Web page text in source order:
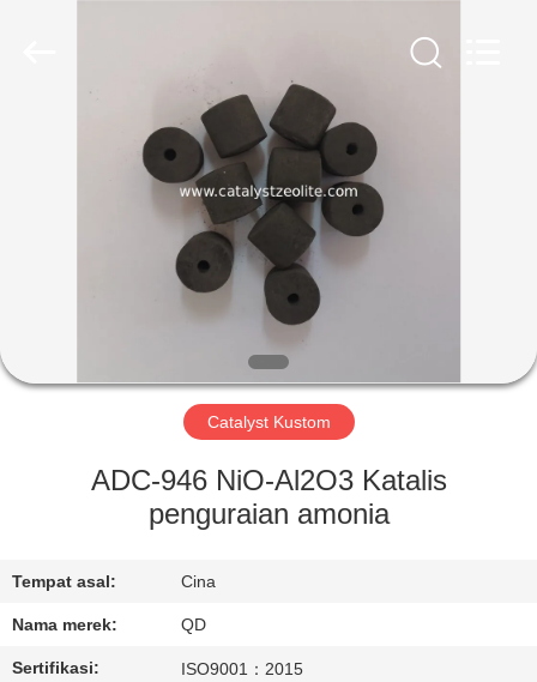
TUR
KONTROL
HUBUNGI
KAMI
Catalyst Kustom
ADC-946 NiO-Al2O3 Katalis
penguraian amonia
Tempat asal: Cina
Nama merek: QD
Sertifikasi: ISO9001：2015